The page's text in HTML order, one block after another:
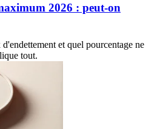
2026 : peut-on
et quel pourcentage ne
tout.